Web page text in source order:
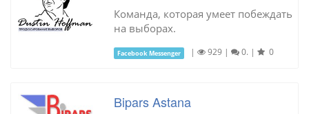
Команда, которая умеет побеждать
на выборах.
Facebook Messenger | 929 | 0. | 0
Bipars Astana